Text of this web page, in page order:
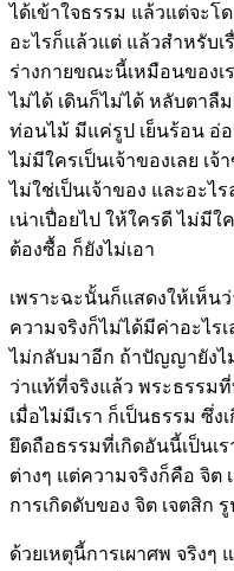
ได้เข้าใจธรรม แล้วแต่จะโ
อะไรก็แล้วแต่ แล้วสำหรับเ
ร่างกายขณะนี้เหมือนของ
ไม่ได้ เดินก็ไม่ได้ หลับตาลื
ท่อนไม้ มีแค่รูป เย็นร้อน อ่
ไม่มีใครเป็นเจ้าของเลย เ
ไม่ใช่เป็นเจ้าของ และอะไ
เน่าเปื่อยไป ให้ใครดี ไม่มี
ต้องซื้อ ก็ยังไม่เอา
เพราะฉะนั้นก็แสดงให้เห็น
ความจริงก็ไม่ได้มีค่าอะไร
ไม่กลับมาอีก ถ้าปัญญายังไ
ว่าแท้ที่จริงแล้ว พระธรรม
เมื่อไม่มีเรา ก็เป็นธรรม ซึ่
ยึดถือธรรมที่เกิดอันนี้เป็นเร
ต่างๆ แต่ความจริงก็คือ จิต
การเกิดดับของ จิต เจตสิก รู
ด้วยเหตุนี้การเผาศพ จริงๆ